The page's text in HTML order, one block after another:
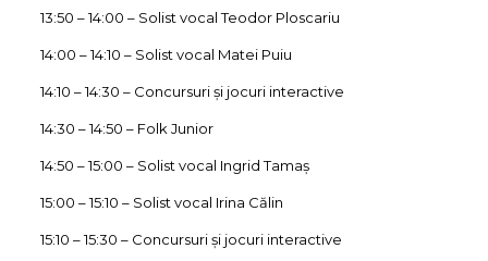
13:50 – 14:00 – Solist vocal Teodor Ploscariu
14:00 – 14:10 – Solist vocal Matei Puiu
14:10 – 14:30 – Concursuri și jocuri interactive
14:30 – 14:50 – Folk Junior
14:50 – 15:00 – Solist vocal Ingrid Tamaș
15:00 – 15:10 – Solist vocal Irina Călin
15:10 – 15:30 – Concursuri și jocuri interactive